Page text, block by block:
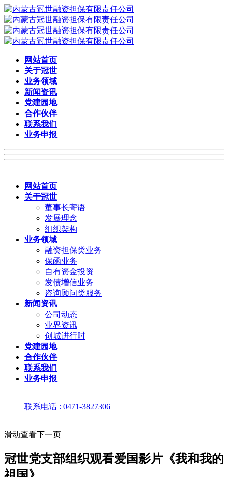
网站首页
关于冠世
业务领域
新闻资讯
党建园地
合作伙伴
联系我们
业务申报
网站首页
关于冠世
董事长寄语
发展理念
组织架构
业务领域
融资担保类业务
保函业务
自有资金投资
发债增信业务
咨询顾问类服务
新闻资讯
公司动态
业界资讯
创城进行时
党建园地
合作伙伴
联系我们
业务申报
联系电话 : 0471-3827306
滑动查看下一页
冠世党支部组织观看爱国影片《我和我的